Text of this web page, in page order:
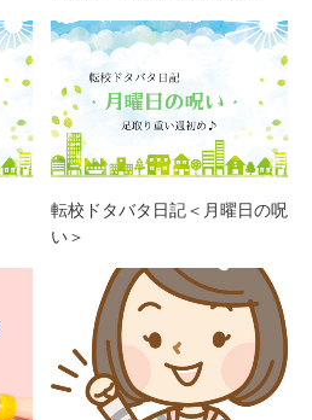
転校ドタバタ日記＜月曜日の呪
い＞